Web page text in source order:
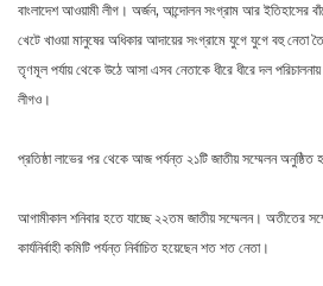
বাংলাদেশ আওয়ামী লীগ। অর্জন, আন্দোলন সংগ্রাম আর ইতিহাসের
খেটে খাওয়া মানুষের অধিকার আদায়ের সংগ্রামে যুগে যুগে বহু নেতা
তৃণমূল পর্যায় থেকে উঠে আসা এসব নেতাকে ধীরে ধীরে দল
লীগও।
প্রতিষ্ঠা লাভের পর থেকে আজ পর্যন্ত ২১টি জাতীয় সম্মেলন অনুষ্ঠিত
আগামীকাল শনিবার হতে যাচ্ছে ২২তম জাতীয় সম্মেলন। অতীতের
কার্যনির্বাহী কমিটি পর্যন্ত নির্বাচিত হয়েছেন শত শত নেতা।